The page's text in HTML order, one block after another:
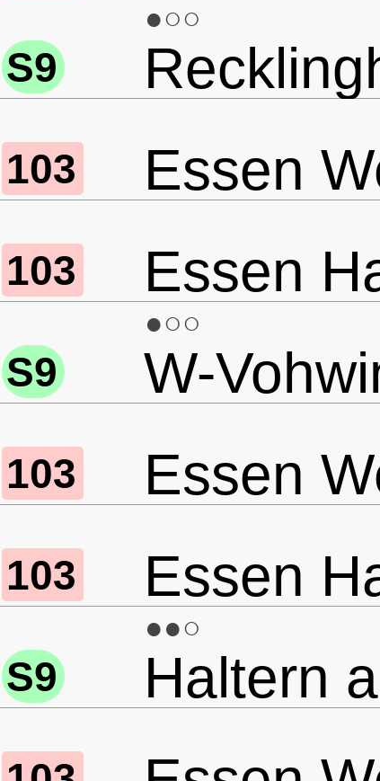
S9
●○○
103 Essen
103 Essen
S9
●○○
W-
103 Essen
103 Essen
S9
●●○
Haltern